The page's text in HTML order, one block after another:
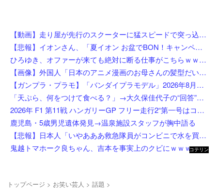
【動画】走り屋が先行のスクーターに猛スピードで突っ込む事故。
【悲報】イオンさん、「夏イオン お盆でBON！キャンペーン」からBON！を削除 理由不明
ひろゆき、オファーが来ても絶対に断る仕事がこちらｗｗｗｗｗｗｗｗ
【画像】外国人「日本のアニメ漫画のお母さんの髪型だいたいこれだよなwwwwwwwww」←コレは分かるw w w w w w w w
【ガンプラ・プラモ】「バンダイプラモデル」2026年8月発売商品【スケジュール公開】
「天ぷら、何をつけて食べる？」→大久保佳代子の“回答”にスタジオ驚き「嘘だろ？」
2026年 F1 第11戦 ハンガリーGP フリー走行2“第一号はコラピント”
鹿児島・5歳男児遺体発見→温泉施設スタッフが胸中語る
【悲報】日本人「いやあああ救急隊員がコンビニで水を買ってる！市にクレーム入れなきゃ！！」←これ、控えめに言ってもおかしいよな…
鬼越トマホーク良ちゃん、吉本を事実上のクビにｗｗｗコテリン
トップページ > お笑い芸人 > 話題 >